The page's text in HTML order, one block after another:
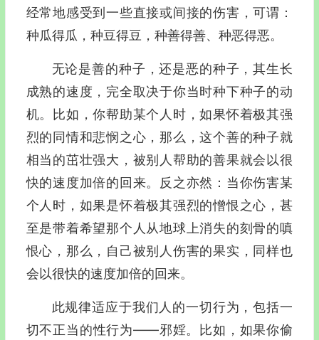
经常地感受到一些直接或间接的伤害，可谓：
种瓜得瓜，种豆得豆，种善得善、种恶得恶。
无论是善的种子，还是恶的种子，其生长
成熟的速度，完全取决于你当时种下种子的动
机。比如，你帮助某个人时，如果怀着极其强
烈的同情和悲悯之心，那么，这个善的种子就
相当的茁壮强大，被别人帮助的善果就会以很
快的速度加倍的回来。反之亦然：当你伤害某
个人时，如果是怀着极其强烈的憎恨之心，甚
至是带着希望那个人从地球上消失的刻骨的嗔
恨心，那么，自己被别人伤害的果实，同样也
会以很快的速度加倍的回来。
此规律适应于我们人的一切行为，包括一
切不正当的性行为——邪婬。比如，如果你偷